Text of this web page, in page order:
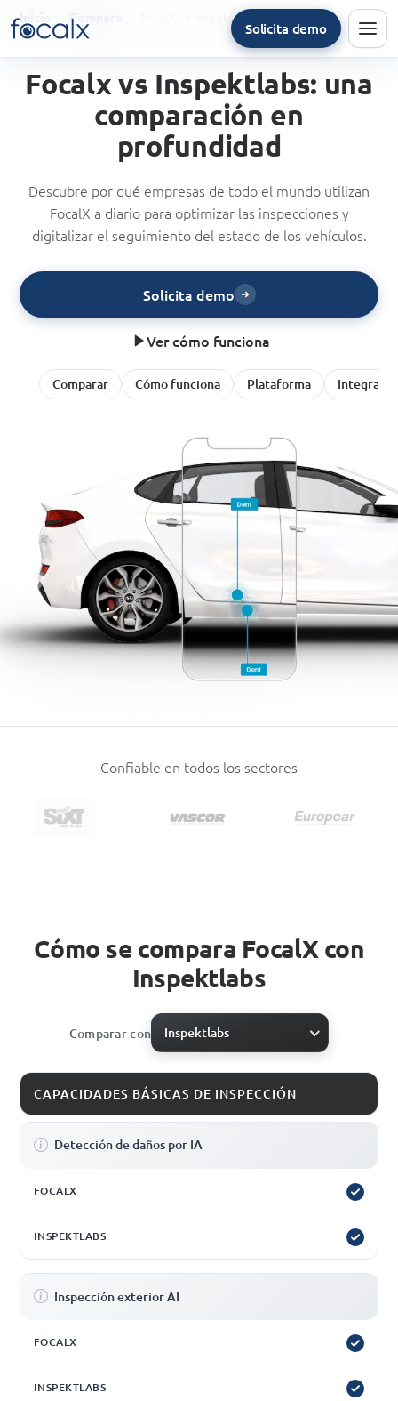
Solicita demo
Inicio Compara FocalX vs Inspektlabs
Focalx vs Inspektlabs: una
comparación en
profundidad
Descubre por qué empresas de todo el mundo utilizan
FocalX a diario para optimizar las inspecciones y
digitalizar el seguimiento del estado de los vehículos.
Solicita demo
Ver cómo funciona
Comparar Cómo funciona Plataforma
Confiable en todos los sectores
Cómo se compara FocalX con
Inspektlabs
Comparar con Inspektlabs
CAPACIDADES BÁSICAS DE INSPECCIÓN
Detección de daños por IA
Inspección exterior AI